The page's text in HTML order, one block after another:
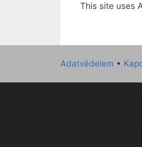
This site uses
Adatvédelem •